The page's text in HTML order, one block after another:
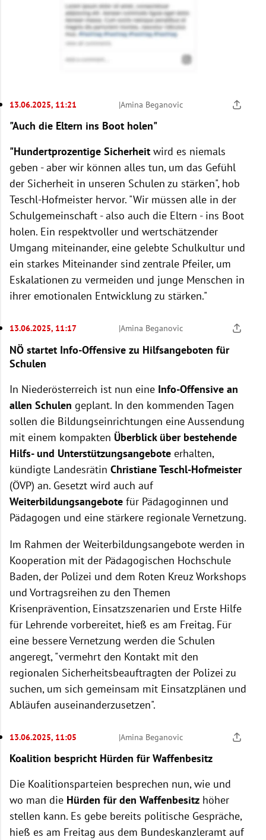
13.06.2025, 11:21 |Amina Beganovic
"Auch die Eltern ins Boot holen"
"Hundertprozentige Sicherheit wird es niemals
geben - aber wir können alles tun, um das Gefühl
der Sicherheit in unseren Schulen zu stärken", hob
Teschl-Hofmeister hervor. "Wir müssen alle in der
Schulgemeinschaft - also auch die Eltern - ins Boot
holen. Ein respektvoller und wertschätzender
Umgang miteinander, eine gelebte Schulkultur und
ein starkes Miteinander sind zentrale Pfeiler, um
Eskalationen zu vermeiden und junge Menschen in
ihrer emotionalen Entwicklung zu stärken."
13.06.2025, 11:17 |Amina Beganovic
NÖ startet Info-Offensive zu Hilfsangeboten für
Schulen
In Niederösterreich ist nun eine Info-Offensive an
allen Schulen geplant. In den kommenden Tagen
sollen die Bildungseinrichtungen eine Aussendung
mit einem kompakten Überblick über bestehende
Hilfs- und Unterstützungsangebote erhalten,
kündigte Landesrätin Christiane Teschl-Hofmeister
(ÖVP) an. Gesetzt wird auch auf
Weiterbildungsangebote für Pädagoginnen und
Pädagogen und eine stärkere regionale Vernetzung.
Im Rahmen der Weiterbildungsangebote werden in
Kooperation mit der Pädagogischen Hochschule
Baden, der Polizei und dem Roten Kreuz Workshops
und Vortragsreihen zu den Themen
Krisenprävention, Einsatzszenarien und Erste Hilfe
für Lehrende vorbereitet, hieß es am Freitag. Für
eine bessere Vernetzung werden die Schulen
angeregt, "vermehrt den Kontakt mit den
regionalen Sicherheitsbeauftragten der Polizei zu
suchen, um sich gemeinsam mit Einsatzplänen und
Abläufen auseinanderzusetzen".
13.06.2025, 11:05 |Amina Beganovic
Koalition bespricht Hürden für Waffenbesitz
Die Koalitionsparteien besprechen nun, wie und
wo man die Hürden für den Waffenbesitz höher
stellen kann. Es gebe bereits politische Gespräche,
hieß es am Freitag aus dem Bundeskanzleramt auf